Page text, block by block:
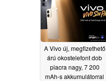
A Vivo új, megfizethető
árú okostelefont dob
piacra nagy, 7 200
mAh-s akkumulátorral